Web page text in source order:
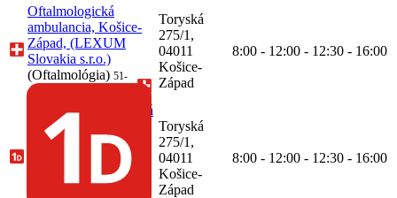
Oftalmologická
ambulancia, Košice-
Západ, (LEXUM
Slovakia s.r.o.)
(Oftalmológia) 51-
45321078-A0005
Toryská
275/1,
04011
Košice-
Západ
8:00 - 12:00 - 12:30 - 16:00
Jednodňová zdravotná
starostlivosť,
oftalmológia, Košice-
Západ, (LEXUM
Slovakia s.r.o.)
Toryská
275/1,
04011
Košice-
Západ
8:00 - 12:00 - 12:30 - 16:00